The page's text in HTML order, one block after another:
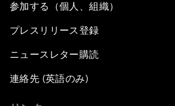
参加する（個人、組織）
プレスリリース登録
ニュースレター購読
連絡先 (英語のみ)